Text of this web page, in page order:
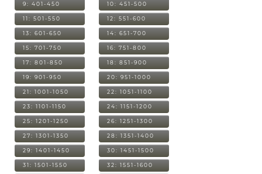
9: 401-450 10: 451-500
11: 501-550 12: 551-600
13: 601-650 14: 651-700
15: 701-750 16: 751-800
17: 801-850 18: 851-900
19: 901-950 20: 951-1000
21: 1001-1050 22: 1051-1100
23: 1101-1150 24: 1151-1200
25: 1201-1250 26: 1251-1300
27: 1301-1350 28: 1351-1400
29: 1401-1450 30: 1451-1500
31: 1501-1550 32: 1551-1600